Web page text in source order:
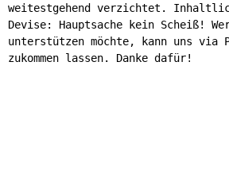
weitestgehend verzichtet.
Devise: Hauptsache kein Scheiß!
unterstützen möchte, kann uns via
zukommen lassen. Danke dafür!